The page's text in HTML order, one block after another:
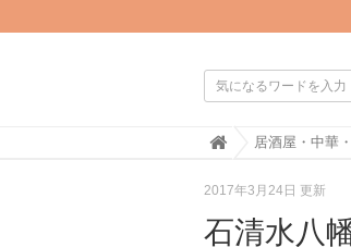
H
e
居酒屋・中華
2017年3月24日 更新
石清水八